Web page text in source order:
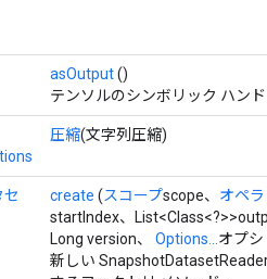
asOutput()
テンソルのシンボリック ハン
圧縮(文字列圧縮)
create (スコープscope、 オペ
startIndex、
Long version、 Options... オプ
新しい